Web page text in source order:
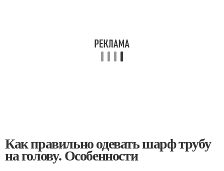
Как правильно одевать шарф трубу
на голову. Особенности